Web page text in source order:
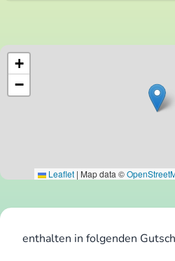
+
−
Leaflet | Map data ©
enthalten in folgenden